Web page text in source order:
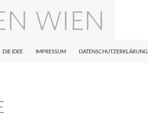
DIE IDEE IMPRESSUM DATENSCHUTZERKLÄRUNG